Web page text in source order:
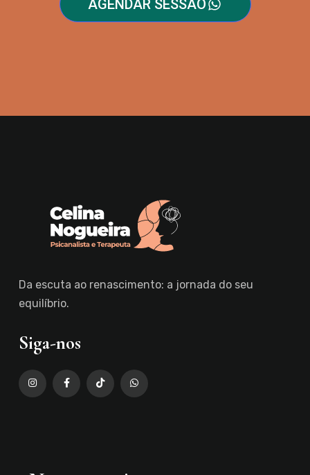
AGENDAR SESSÃO
Da escuta ao renascimento: a jornada do seu
equilíbrio.
Siga-nos